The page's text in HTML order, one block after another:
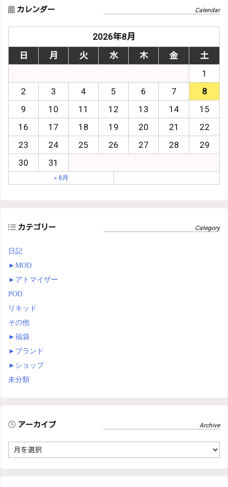
カレンダー
2026年8月
日
月 火 水 木 金
土
1
2
3 4 5 6 7
8
9
10 11 12 13 14
15
16
17 18 19 20 21
22
23
24 25 26 27 28
29
30
31
« 8月
カテゴリー
日記
► MOD
► アトマイザー
POD
リキッド
その他
► 福袋
► ブランド
► ショップ
未分類
アーカイブ
ー